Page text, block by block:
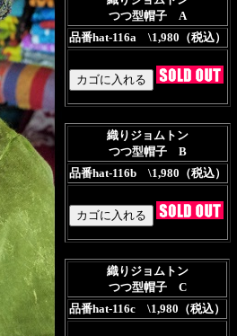
つつ型帽子 A
品番hat-116a \1,980（税込）
織りジョムトン
つつ型帽子 B
品番hat-116b \1,980（税込）
織りジョムトン
つつ型帽子 C
品番hat-116c \1,980（税込）